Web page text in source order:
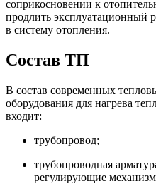
соприкосновении к
продлить эксплуатационный
в систему отопления.
Состав ТП
В состав современных
оборудования для нагрева
входит:
трубопровод;
трубопроводная
регулирующие